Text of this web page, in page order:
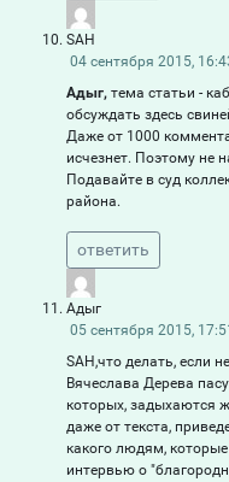
SAH
04 сентября 2015,
Адыг, тема статьи -
обсуждать здесь
Даже от 1000
исчезнет. Поэтому не
Подавайте в суд
района.
ответить
Адыг
05 сентября 2015, 17:51
SAH,что делать, если
Вячеслава Дерева
которых, задыхаются
даже от текста,
какого людям,
интервью о